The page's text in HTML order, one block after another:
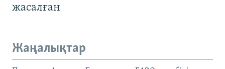
жасалған
Жаңалықтар